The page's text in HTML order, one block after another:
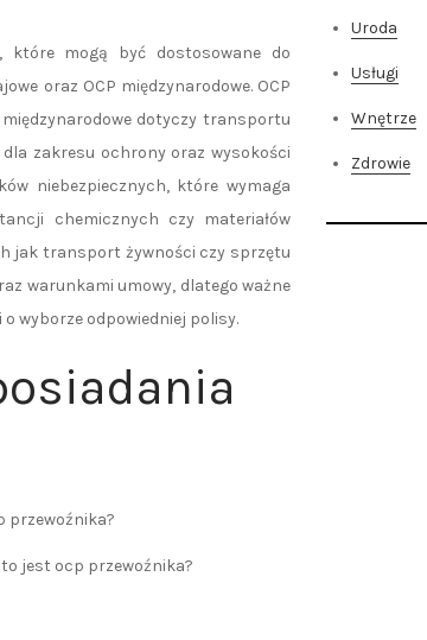
które mogą być dostosowane do
oraz OCP międzynarodowe. OCP
dotyczy transportu
zakresu ochrony oraz wysokości
niebezpiecznych, które wymaga
chemicznych czy materiałów
jak transport żywności czy sprzętu
warunkami umowy, dlatego ważne
wyborze odpowiedniej polisy.
to jest ocp przewoźnika?
Uroda
Usługi
Wnętrze
Zdrowie